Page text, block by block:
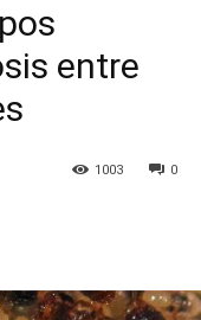
entre
0
1003